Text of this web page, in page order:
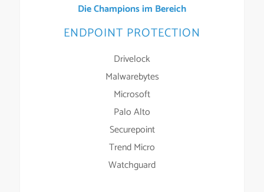
Die Champions im Bereich
ENDPOINT PROTECTION
Drivelock
Malwarebytes
Microsoft
Palo Alto
Securepoint
Trend Micro
Watchguard